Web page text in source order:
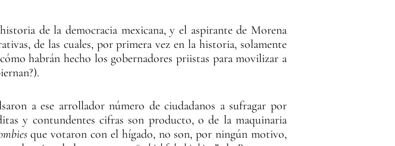
de la democracia mexicana, y el aspirante de Morena
de las cuales, por primera vez en la historia, solamente
habrán hecho los gobernadores priistas para movilizar a
a ese arrollador número de ciudadanos a sufragar por
y contundentes cifras son producto, o de la maquinaria
que votaron con el hígado, no son, por ningún motivo,